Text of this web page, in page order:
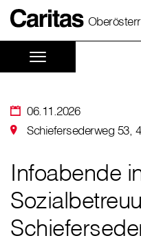
06.11.2026
Schiefersederweg 53,
Infoabende